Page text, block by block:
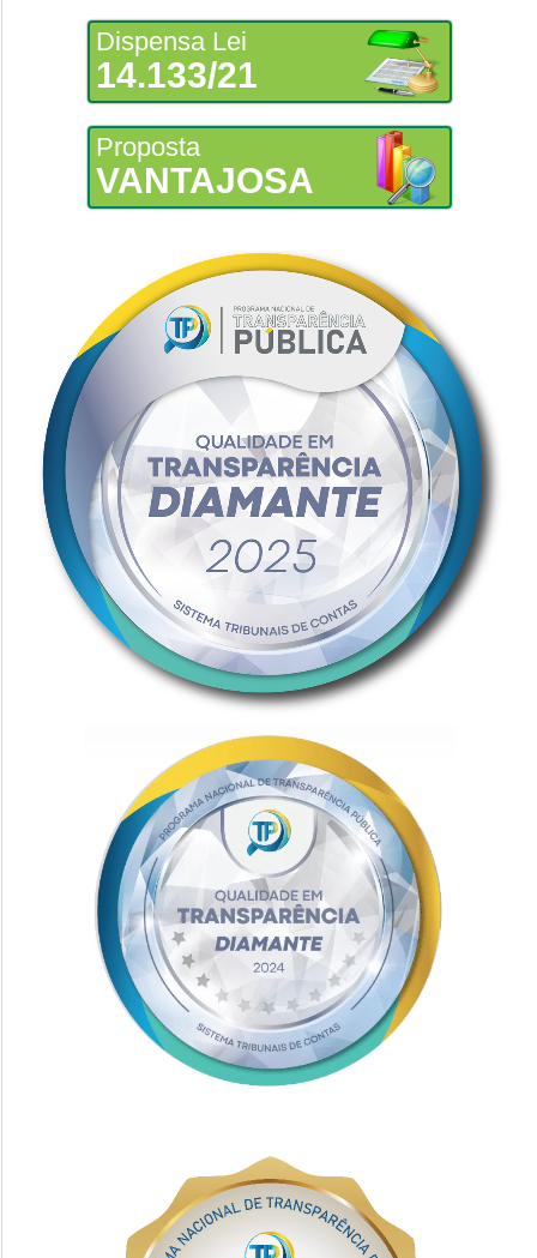
Dispensa Lei
14.133/21
Proposta
VANTAJOSA